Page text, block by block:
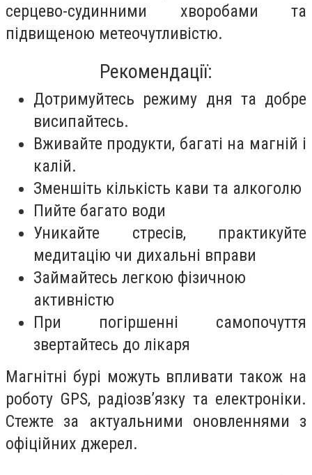
серцево-судинними хворобами та
підвищеною метеочутливістю.
Рекомендації:
Дотримуйтесь режиму дня та добре
висипайтесь.
Вживайте продукти, багаті на магній і
калій.
Зменшіть кількість кави та алкоголю
Пийте багато води
Уникайте стресів, практикуйте
медитацію чи дихальні вправи
Займайтесь легкою фізичною
активністю
При погіршенні самопочуття
звертайтесь до лікаря
Магнітні бурі можуть впливати також на
роботу GPS, радіозв’язку та електроніки.
Стежте за актуальними оновленнями з
офіційних джерел.